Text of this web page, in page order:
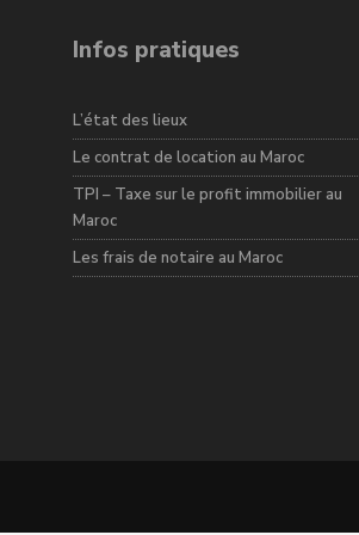
Infos pratiques
L’état des lieux
Le contrat de location au Maroc
TPI – Taxe sur le profit immobilier au
Maroc
Les frais de notaire au Maroc